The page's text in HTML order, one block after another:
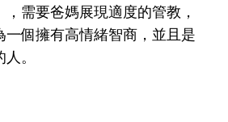
需要爸媽展現適度的管教，
一個擁有高情緒智商，並且是
。